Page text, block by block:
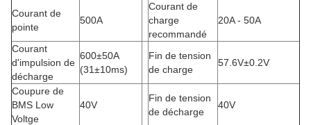
Courant de
pointe
500A
Courant de
charge
recommandé
20A - 50A
Courant
d'impulsion de
décharge
600±50A
(31±10ms)
Fin de tension
de charge
57.6V±0.2V
Coupure de
BMS Low
Voltge
40V
Fin de tension
de décharge
40V